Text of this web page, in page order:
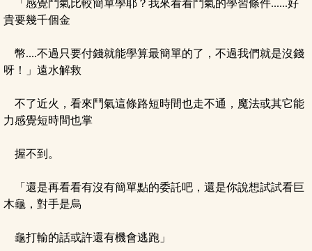
「感覺鬥氣比較簡單學耶？我來看看鬥氣的學習條件......好
貴要幾千個金
幣....不過只要付錢就能學算最簡單的了，不過我們就是沒錢
呀！」遠水解救
不了近火，看來鬥氣這條路短時間也走不通，魔法或其它能
力感覺短時間也掌
握不到。
「還是再看看有沒有簡單點的委託吧，還是你說想試試看巨
木龜，對手是烏
龜打輸的話或許還有機會逃跑」